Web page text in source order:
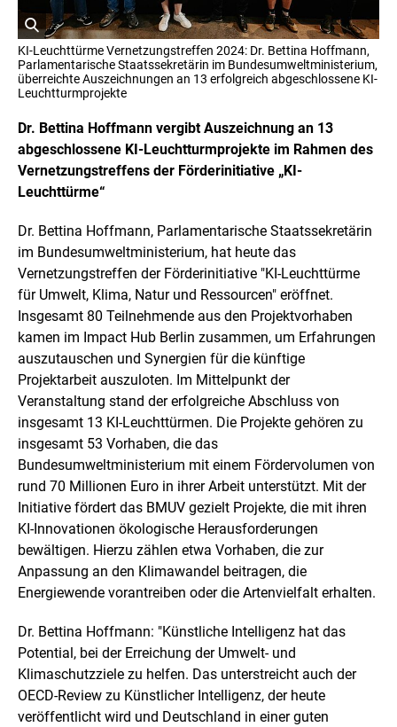
ö
f
f
n
t
B
i
d
n
e
i
n
e
r
v
r
g
r
ö
ß
e
r
t
e
n
D
a
r
s
t
l
l
u
n
g
o
r
m
a
t
n
n
KI-Leuchttürme Vernetzungstreffen 2024: Dr. Bettina Hoffmann,
Parlamentarische Staatssekretärin im Bundesumweltministerium,
überreichte Auszeichnungen an 13 erfolgreich abgeschlossene KI-
Leuchtturmprojekte
Dr. Bettina Hoffmann vergibt Auszeichnung an 13
abgeschlossene KI-Leuchtturmprojekte im Rahmen des
Vernetzungstreffens der Förderinitiative „KI-
Leuchttürme“
Dr. Bettina Hoffmann, Parlamentarische Staatssekretärin
im Bundesumweltministerium, hat heute das
Vernetzungstreffen der Förderinitiative "KI-Leuchttürme
für Umwelt, Klima, Natur und Ressourcen" eröffnet.
Insgesamt 80 Teilnehmende aus den Projektvorhaben
kamen im Impact Hub Berlin zusammen, um Erfahrungen
auszutauschen und Synergien für die künftige
Projektarbeit auszuloten. Im Mittelpunkt der
Veranstaltung stand der erfolgreiche Abschluss von
insgesamt 13 KI-Leuchttürmen. Die Projekte gehören zu
insgesamt 53 Vorhaben, die das
Bundesumweltministerium mit einem Fördervolumen von
rund 70 Millionen Euro in ihrer Arbeit unterstützt. Mit der
Initiative fördert das BMUV gezielt Projekte, die mit ihren
KI-Innovationen ökologische Herausforderungen
bewältigen. Hierzu zählen etwa Vorhaben, die zur
Anpassung an den Klimawandel beitragen, die
Energiewende vorantreiben oder die Artenvielfalt erhalten.
Dr. Bettina Hoffmann: "Künstliche Intelligenz hat das
Potential, bei der Erreichung der Umwelt- und
Klimaschutzziele zu helfen. Das unterstreicht auch der
OECD-Review zu Künstlicher Intelligenz, der heute
veröffentlicht wird und Deutschland in einer guten